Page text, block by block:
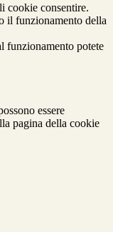
cookie consentire.
il funzionamento della
funzionamento potete
essere
pagina della cookie